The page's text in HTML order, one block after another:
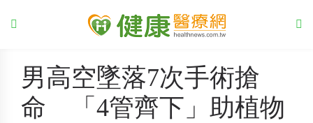
男高空墜落7次手術搶
命 「4管齊下」助植物